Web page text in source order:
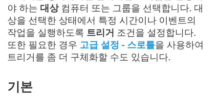
야 하는 대상컴퓨터 또는 그룹을 선택합니다. 대
상을 선택한 상태에서 특정 시간이나 이벤트의
작업을 실행하도록 트리거 조건을 설정합니다.
또한 필요한 경우 고급 설정 - 스로틀을 사용하여
트리거를 좀 더 구체화할 수도 있습니다.
기본